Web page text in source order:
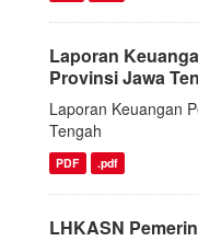
Laporan
Provinsi Jawa
Laporan Keuangan
Tengah
PDF .pdf
LHKASN